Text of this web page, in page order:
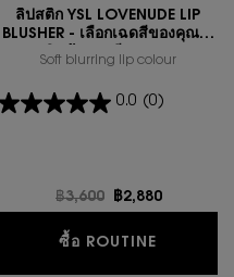
LIP BLUSHER
LIP BLUSHER, 1 of 10
LOVENUDE LIP BLUSHER, 2 of 10
ปสติก YSL LOVENUDE LIP BLUSHER, 3
color for ลิปสติก YSL LOVENUDE LIP
SIN color for ลิปสติก YSL LOVENUDE
LIP BLUSHER
ลิปสติก YSL LOVENUDE LIP
BLUSHER - เลือกเฉดสีของคุณ +
สินค้าขายดีของเรา
Soft blurring lip colour
0.0 (0)
ราคาเก่า
฿3,600 ราคาใหม่
฿2,880
ซื้อ ROUTINE